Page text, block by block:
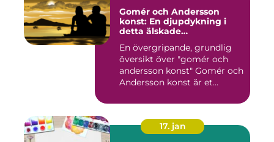
Gomér och Andersson
konst: En djupdykning i
detta älskade
En övergripande, grundlig
översikt över "gomér och
andersson konst" Gomér och
Andersson konst är et...
17. jan